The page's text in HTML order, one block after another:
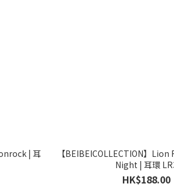
| 耳
【BEIBEICOLLECTION】
Night | 耳環
HK$188.00